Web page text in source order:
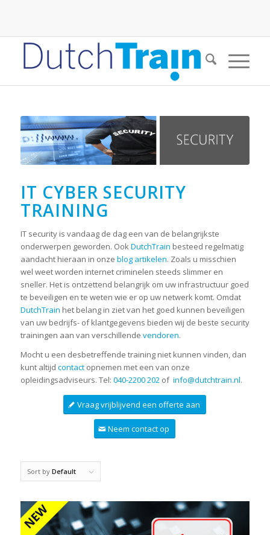
IT CYBER SECURITY
TRAINING
IT security is vandaag de dag een van de belangrijkste
onderwerpen geworden. OokDutchTrain besteed regelmatig
aandacht hieraan in onze blog artikelen. Zoals u misschien
wel weet worden internet criminelen steeds slimmer en
sneller. Het is ontzettend belangrijk om uw infrastructuur goed
te beveiligen en te weten wie er op uw netwerk komt. Omdat
DutchTrain het belang in ziet van het goed kunnen beveiligen
van uw bedrijfs- of klantgegevens bieden wij de beste security
trainingen aan van verschillende vendoren.
Mocht u een desbetreffende training niet kunnen vinden, dan
kunt altijd contactopnemen met een van onze
opleidingsadviseurs. Tel: 040-2200 202of info@dutchtrain.nl.
Vraag vrijblijvend een offerte aan
Neem contact op
Sort by Default